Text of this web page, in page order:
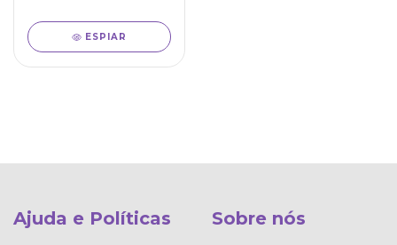
ESPIAR
Ajuda e Políticas Sobre nós